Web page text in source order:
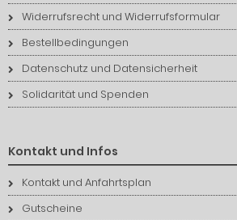
Widerrufsrecht und Widerrufsformular
Bestellbedingungen
Datenschutz und Datensicherheit
Solidarität und Spenden
Kontakt und Infos
Kontakt und Anfahrtsplan
Gutscheine